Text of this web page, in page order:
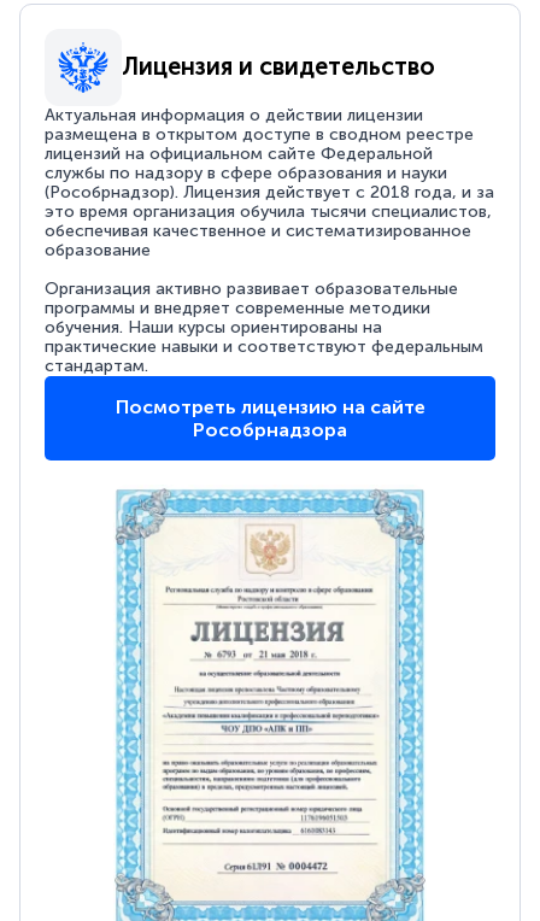
Лицензия и свидетельство
Актуальная информация о действии лицензии
размещена в открытом доступе в сводном реестре
лицензий на официальном сайте Федеральной
службы по надзору в сфере образования и науки
(Рособрнадзор). Лицензия действует с 2018 года, и за
это время организация обучила тысячи специалистов,
обеспечивая качественное и систематизированное
образование
Организация активно развивает образовательные
программы и внедряет современные методики
обучения. Наши курсы ориентированы на
практические навыки и соответствуют федеральным
стандартам.
Посмотреть лицензию на сайте
Рособрнадзора